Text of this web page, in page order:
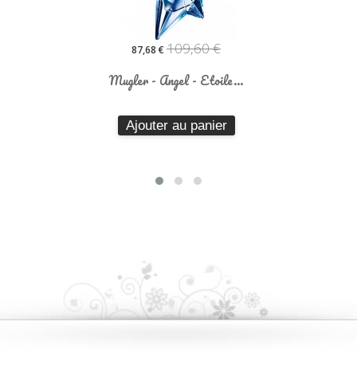
87,68 € 109,60 €
Mugler - Angel - Etoile...
Ajouter au panier